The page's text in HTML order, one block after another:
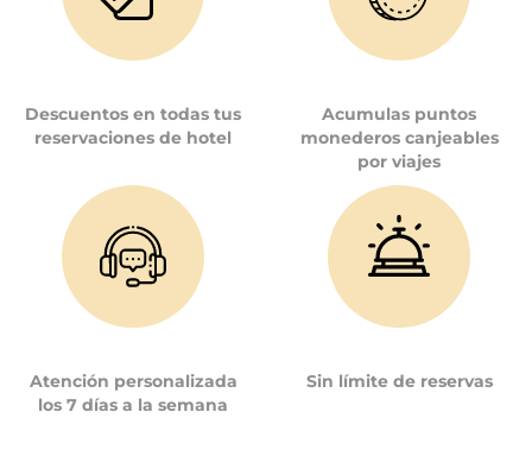
Descuentos en todas tus
reservaciones de hotel
Acumulas puntos
monederos canjeables
por viajes
Atención personalizada
los 7 días a la semana
Sin límite de reservas